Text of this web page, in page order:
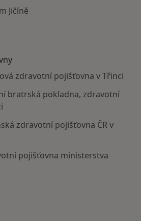
Jičíně
zdravotní pojišťovna v Třinci
bratrská pokladna, zdravotní
zdravotní pojišťovna ČR v
pojišťovna ministerstva